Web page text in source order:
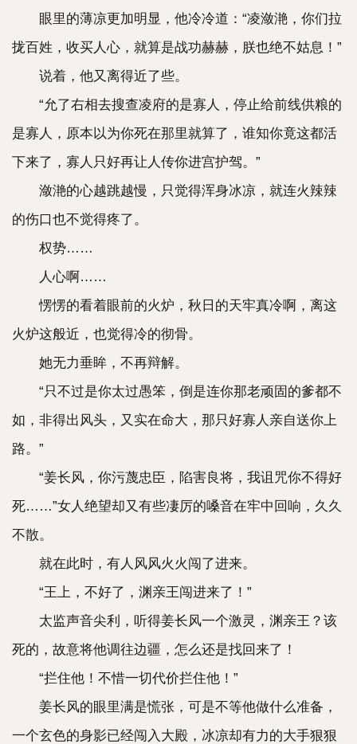
眼里的薄凉更加明显，他冷冷道：“凌潋滟，你们拉
拢百姓，收买人心，就算是战功赫赫，朕也绝不姑息！”
说着，他又离得近了些。
“允了右相去搜查凌府的是寡人，停止给前线供粮的
是寡人，原本以为你死在那里就算了，谁知你竟这都活
下来了，寡人只好再让人传你进宫护驾。”
潋滟的心越跳越慢，只觉得浑身冰凉，就连火辣辣
的伤口也不觉得疼了。
权势……
人心啊……
愣愣的看着眼前的火炉，秋日的天牢真冷啊，离这
火炉这般近，也觉得冷的彻骨。
她无力垂眸，不再辩解。
“只不过是你太过愚笨，倒是连你那老顽固的爹都不
如，非得出风头，又实在命大，那只好寡人亲自送你上
路。”
“姜长风，你污蔑忠臣，陷害良将，我诅咒你不得好
死……”女人绝望却又有些凄厉的嗓音在牢中回响，久久
不散。
就在此时，有人风风火火闯了进来。
“王上，不好了，渊亲王闯进来了！”
太监声音尖利，听得姜长风一个激灵，渊亲王？该
死的，故意将他调往边疆，怎么还是找回来了！
“拦住他！不惜一切代价拦住他！”
姜长风的眼里满是慌张，可是不等他做什么准备，
一个玄色的身影已经闯入大殿，冰凉却有力的大手狠狠